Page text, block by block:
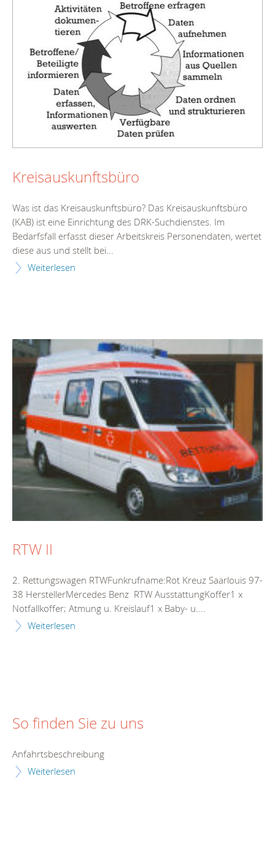
Kreisauskunftsbüro
Was ist das Kreisauskunftsbüro? Das Kreisauskunftsbüro
(KAB) ist eine Einrichtung des DRK-Suchdienstes. Im
Bedarfsfall erfasst dieser Arbeitskreis Personendaten, wertet
diese aus und stellt bei...
Weiterlesen
RTW II
2. Rettungswagen RTWFunkrufname:Rot Kreuz Saarlouis 97-
38 HerstellerMercedes Benz RTW AusstattungKoffer1 x
Notfallkoffer; Atmung u. Kreislauf1 x Baby- u....
Weiterlesen
So finden Sie zu uns
Anfahrtsbeschreibung
Weiterlesen